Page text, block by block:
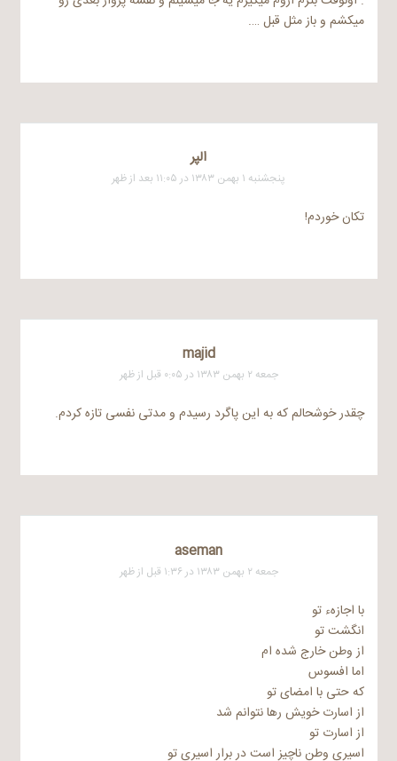
میکشم و باز مثل قبل ….
الپر
پنجشنبه ۱ بهمن ۱۳۸۳ در ۱۱:۰۵ بعد از ظهر
تکان خوردم!
majid
جمعه ۲ بهمن ۱۳۸۳ در ۰:۰۵ قبل از ظهر
چقدر خوشحالم که به این پاگرد رسیدم و مدتی نفسی تازه کردم.
aseman
جمعه ۲ بهمن ۱۳۸۳ در ۱:۳۶ قبل از ظهر
با اجازهء تو
انگشت تو
از وطن خارج شده ام
اما افسوس
که حتی با امضای تو
از اسارت خویش رها نتوانم شد
از اسارت تو
اسیری وطن ناچیز است در برار اسیری تو